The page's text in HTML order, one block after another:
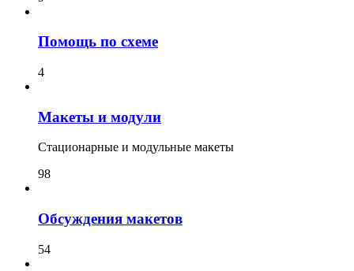
Помощь по схеме
4
Макеты и модули
Стационарные и модульные макеты
98
Обсуждения макетов
54